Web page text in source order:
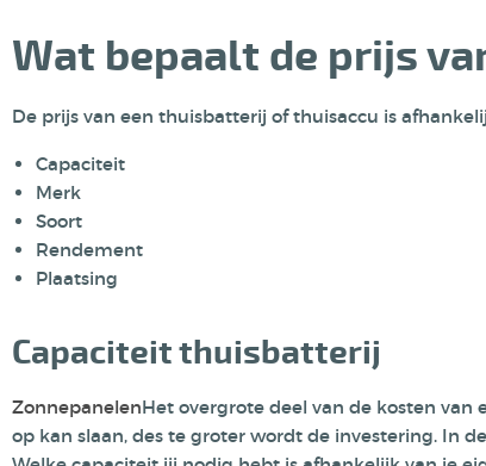
Wat bepaalt de prijs
De prijs van een thuisbatterij of thuisaccu is
Capaciteit
Merk
Soort
Rendement
Plaatsing
Capaciteit thuisbatterij
ZonnepanelenHet overgrote deel van de kosten
op kan slaan, des te groter wordt de investering. In